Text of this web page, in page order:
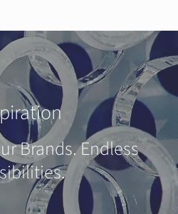
Brands. Endless